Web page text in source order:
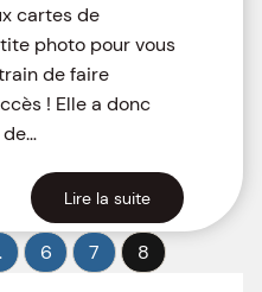
cartes de
photo pour vous
de faire
! Elle a donc
Lire la suite
6 7 8